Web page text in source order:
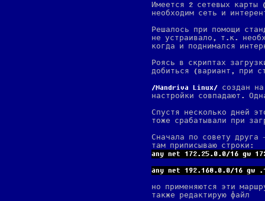
Имеется 2 сетевых карты
необходим сеть и
Решалось при помощи
не устраивало, т.к.
когда и поднимался
Роясь в скриптах
добиться (вариант, при
Mandriva Linux
создан
настройки совпадают.
Спустя несколько дней
тоже срабатывали при
Сначала по совету
там приписываю строки:
any net 172.25.0.0/16 gw
any net 192.168.0.0/16 gw
но применяются эти
также редактирую файл